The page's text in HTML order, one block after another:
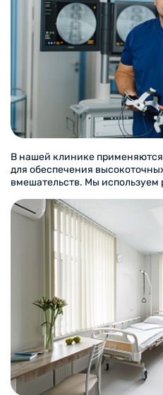
В нашей клинике
для обеспечения
вмешательств. Мы
инвазивностью и
установки и
сократить
осложнений. Цифровой
последнего поколения